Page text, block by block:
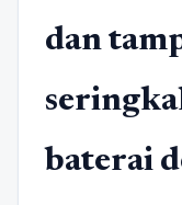
dan
baterai